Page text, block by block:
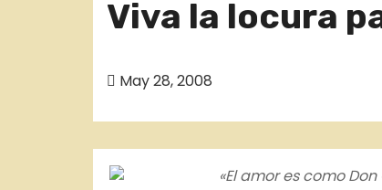
Viva la locura
May 28, 2008
«El amor es como